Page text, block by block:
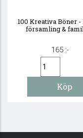
100 Kreativa Böner -
församling &
165 :-